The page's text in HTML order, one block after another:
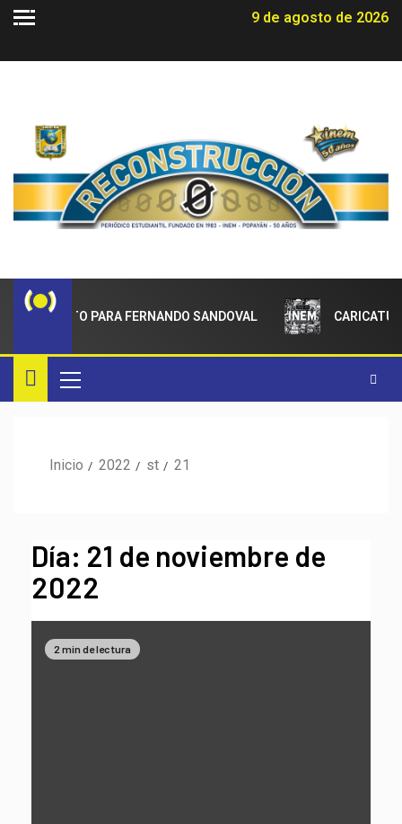
9 de agosto de 2026
PARA FERNANDO SANDOVAL
Inicio 2022 st 21
Día: 21 de noviembre de
2022
2 min de lectura